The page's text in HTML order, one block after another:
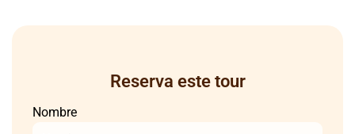
Reserva este tour
Nombre